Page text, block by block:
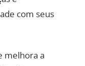
com seus
melhora a